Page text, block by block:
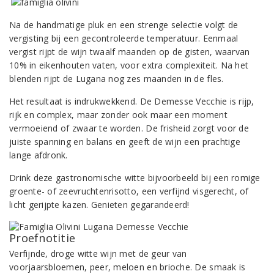
Na de handmatige pluk en een strenge selectie volgt de
vergisting bij een gecontroleerde temperatuur. Eenmaal
vergist rijpt de wijn twaalf maanden op de gisten, waarvan
10% in eikenhouten vaten, voor extra complexiteit. Na het
blenden rijpt de Lugana nog zes maanden in de fles.
Het resultaat is indrukwekkend. De Demesse Vecchie is rijp,
rijk en complex, maar zonder ook maar een moment
vermoeiend of zwaar te worden. De frisheid zorgt voor de
juiste spanning en balans en geeft de wijn een prachtige
lange afdronk.
Drink deze gastronomische witte bijvoorbeeld bij een romige
groente- of zeevruchtenrisotto, een verfijnd visgerecht, of
licht gerijpte kazen. Genieten gegarandeerd!
Proefnotitie
Verfijnde, droge witte wijn met de geur van
voorjaarsbloemen, peer, meloen en brioche. De smaak is